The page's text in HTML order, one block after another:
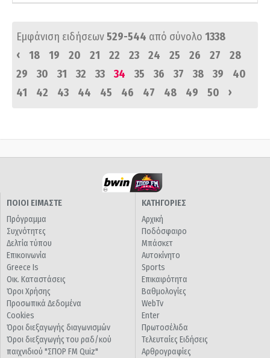
Εμφάνιση ειδήσεων529-544 από σύνολο 1338
‹
18 19 20 21 22 23 24 25 26 27
28
29
30 31 32 33 34 35 36 37 38 39
40
41
42 43 44 45 46 47 48 49 50 ›
ΠΟΙΟΙ ΕΙΜΑΣΤΕ
Πρόγραμμα
Συχνότητες
Δελτία τύπου
Επικοινωνία
Greece Is
Οικ. Καταστάσεις
Όροι Χρήσης
Προσωπικά Δεδομένα
Cookies
Όροι διεξαγωγής διαγωνισμών
Όροι διεξαγωγής του ραδ/κού
παιχνιδιού "ΣΠΟΡ FM Quiz"
ΚΑΤΗΓΟΡΙΕΣ
Αρχική
Ποδόσφαιρο
Μπάσκετ
Αυτοκίνητο
Sports
Επικαιρότητα
Βαθμολογίες
WebTv
Enter
Πρωτοσέλιδα
Τελευταίες Ειδήσεις
Αρθρογραφίες